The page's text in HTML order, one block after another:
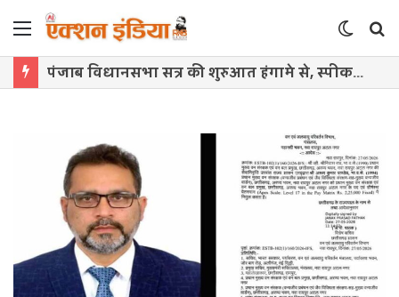
Menu
Switch
skin
पंजाब विधानसभा सत्र की शुरुआत हंगामे से, स्पीकर की झिड़कियों के बीच पटवारी पर भड़के विधायक